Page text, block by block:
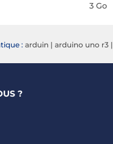
3 Go
: arduin | arduino uno r3 |
?